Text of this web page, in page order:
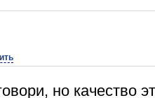
но качество